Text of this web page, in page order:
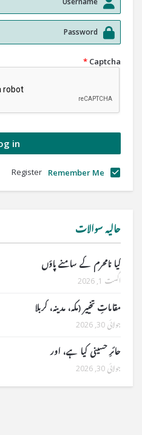
Captcha
*
Remember Me
Register
حالیہ سوالات
کیا نامحرم کے سامنے پاؤں
اگست 1, 2026
مقاماتِ تخییر (مکہ، مدینہ، کربلا
جولائی 30, 2026
حائرِ حسینی کیا ہے، اور
جولائی 30, 2026